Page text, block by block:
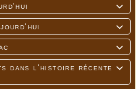




dans l'histoire récente